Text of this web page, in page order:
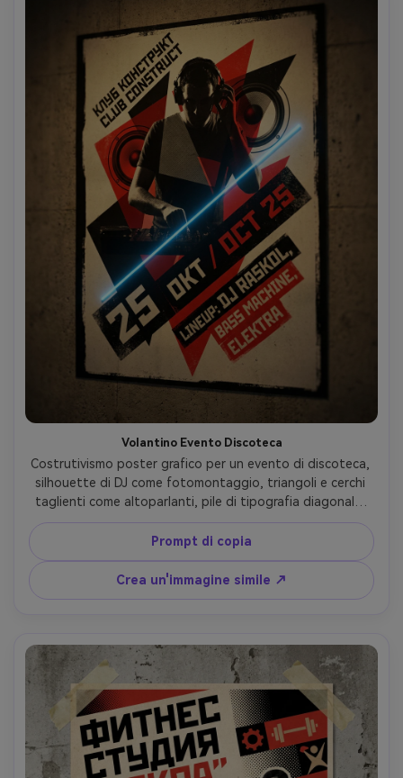
Volantino Evento Discoteca
Costrutivismo poster grafico per un evento di discoteca,
silhouette di DJ come fotomontaggio, triangoli e cerchi
taglienti come altoparlanti, pile di tipografia diagonale,
tavolozza rosso-nero off-white con un accento al neon,
gritty serigrafia texture, data in grassetto e blocchi di
formazione, layout drammatico d'avanguardia, obiettivo
85mm, profondità di campo bassa, morbida illuminazione
cinematografica- -ar 4:5
Prompt di copia
Crea un'immagine simile ↗